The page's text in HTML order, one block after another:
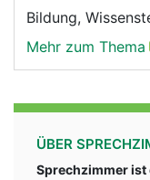
Bildung,
Mehr zum Thema
ÜBER
Sprechzimmer